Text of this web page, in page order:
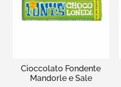
Cioccolato Fondente
Mandorle e Sale